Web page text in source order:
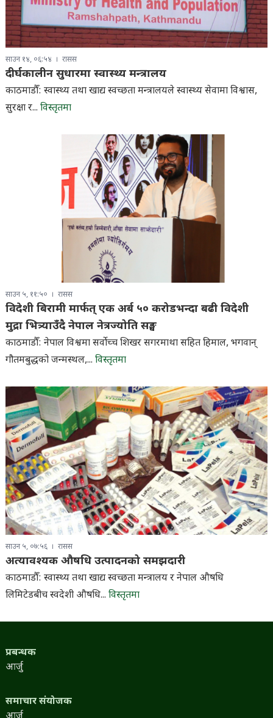
साउन १४, ०६:५४ रासस
दीर्घकालीन सुधारमा स्वास्थ्य मन्त्रालय
काठमाडौँ: स्वास्थ्य तथा खाद्य स्वच्छता मन्त्रालयले स्वास्थ्य सेवामा विश्वास,
सुरक्षा र... विस्तृतमा
साउन ५, ११:५० रासस
विदेशी बिरामी मार्फत् एक अर्ब ५० करोडभन्दा बढी विदेशी
मुद्रा भित्र्याउँदै नेपाल नेत्रज्योति सङ्घ
काठमाडौँ: नेपाल विश्वमा सर्वाेच्च शिखर सगरमाथा सहित हिमाल, भगवान्
गौतमबुद्धको जन्मस्थल,... विस्तृतमा
साउन ५, ०७:५६ रासस
अत्यावश्यक औषधि उत्पादनको समझदारी
काठमाडौँ: स्वास्थ्य तथा खाद्य स्वच्छता मन्त्रालय र नेपाल औषधि
लिमिटेडबीच स्वदेशी औषधि... विस्तृतमा
प्रबन्धक
आर्जु
समाचार संयोजक